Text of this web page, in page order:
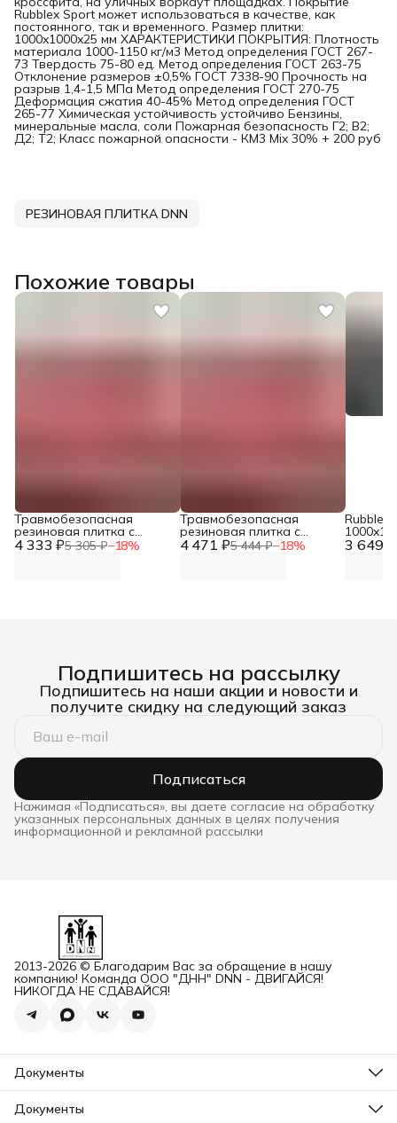
Rubblex Sport может использоваться в качестве, как
постоянного, так и временного. Размер плитки:
1000x1000x25 мм ХАРАКТЕРИСТИКИ ПОКРЫТИЯ: Плотность
материала 1000-1150 кг/м3 Метод определения ГОСТ 267-
73 Твердость 75-80 ед. Метод определения ГОСТ 263-75
Отклонение размеров ±0,5% ГОСТ 7338-90 Прочность на
разрыв 1,4-1,5 МПа Метод определения ГОСТ 270-75
Деформация сжатия 40-45% Метод определения ГОСТ
265-77 Химическая устойчивость устойчиво Бензины,
минеральные масла, соли Пожарная безопасность Г2; В2;
Д2; Т2; Класс пожарной опасности - КМ3 Mix 30% + 200 руб
РЕЗИНОВАЯ ПЛИТКА DNN
Похожие товары
4 333 ₽5 305 ₽−18%
Травмобезопасная
резиновая плитка с
встроенным скрытым 4 471 ₽5 444 ₽−18%
Травмобезопасная
резиновая плитка с
встроенным скрытым 3 649 ₽
Rubblex
Подпишитесь на рассылку
Подпишитесь на наши акции и новости и
получите скидку на следующий заказ
Подписаться
Нажимая «Подписаться», вы даете согласие на обработку
указанных персональных данных в целях получения
информационной и рекламной рассылки
2013-2026 © Благодарим Вас за обращение в нашу
компанию! Команда ООО "ДНН" DNN - ДВИГАЙСЯ!
НИКОГДА НЕ СДАВАЙСЯ!
Документы
ОГРН
Карточка ООО ДННСПОРТ
Документы